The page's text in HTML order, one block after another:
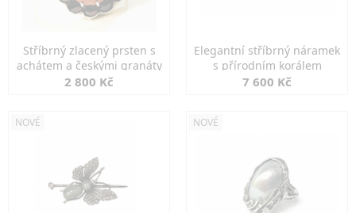
Stříbrný zlacený prsten s
achátem a českými granáty
2 800 Kč
Elegantní stříbrný náramek
s přírodním korálem
7 600 Kč
NOVÉ NOVÉ